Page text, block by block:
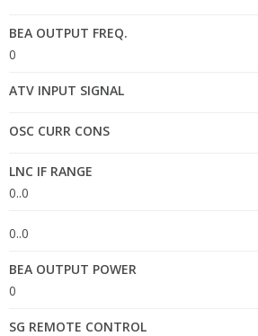
BEA OUTPUT FREQ.
0
ATV INPUT SIGNAL
OSC CURR CONS
LNC IF RANGE
0..0
0..0
BEA OUTPUT POWER
0
SG REMOTE CONTROL